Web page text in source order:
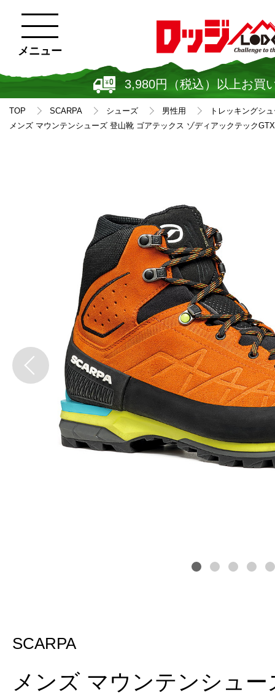
3,980円（税込）以上お買
メニュー
TOP SCARPA シューズ 男性用
トレッキングシ
メンズ マウンテンシューズ 登山靴 ゴアテックス ゾディアックテック
SCARPA
メンズ マウンテンシュ